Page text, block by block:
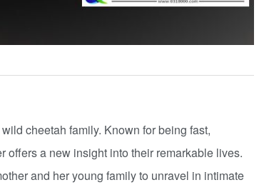
cheetah family. Known for being fast,
a new insight into their remarkable lives.
and her young family to unravel in intimate